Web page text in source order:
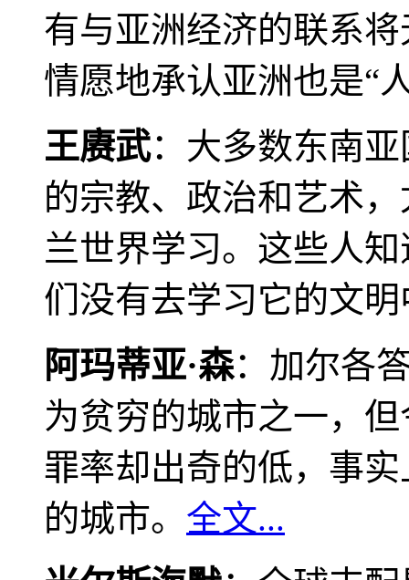
有与亚洲经济的联系
情愿地承认亚洲也是“
王赓武：大多数东南
的宗教、政治和艺术
兰世界学习。这些人
们没有去学习它的文
阿玛蒂亚·森：加尔各
为贫穷的城市之一，
罪率却出奇的低，事
的城市。 全文...